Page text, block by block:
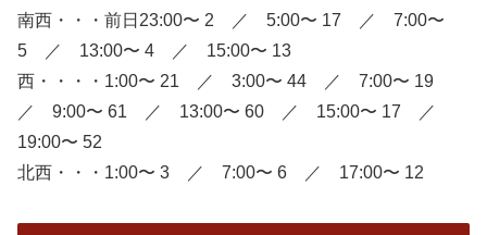
南西・・・前日23:00〜 2 ／ 5:00〜 17 ／ 7:00〜
5 ／ 13:00〜 4 ／ 15:00〜 13
西・・・・1:00〜 21 ／ 3:00〜 44 ／ 7:00〜 19
／ 9:00〜 61 ／ 13:00〜 60 ／ 15:00〜 17 ／
19:00〜 52
北西・・・1:00〜 3 ／ 7:00〜 6 ／ 17:00〜 12